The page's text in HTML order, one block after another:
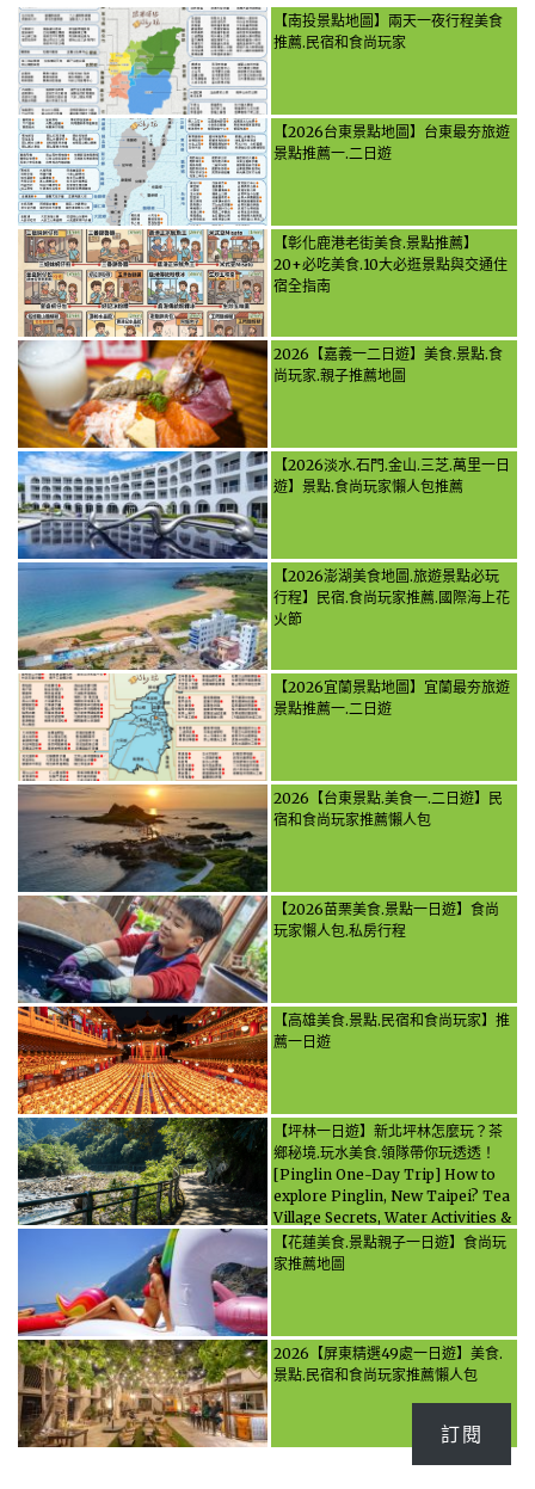
【南投景點地圖】兩天一夜行程美食
推薦.民宿和食尚玩家
【2026台東景點地圖】台東最夯旅遊
景點推薦一.二日遊
【彰化鹿港老街美食.景點推薦】
20+必吃美食.10大必逛景點與交通住
宿全指南
2026【嘉義一二日遊】美食.景點.食
尚玩家.親子推薦地圖
【2026淡水.石門.金山.三芝.萬里一日
遊】景點.食尚玩家懶人包推薦
【2026澎湖美食地圖.旅遊景點必玩
行程】民宿.食尚玩家推薦.國際海上花
火節
【2026宜蘭景點地圖】宜蘭最夯旅遊
景點推薦一.二日遊
2026【台東景點.美食一.二日遊】民
宿和食尚玩家推薦懶人包
【2026苗栗美食.景點一日遊】食尚
玩家懶人包.私房行程
【高雄美食.景點.民宿和食尚玩家】推
薦一日遊
【坪林一日遊】新北坪林怎麼玩？茶
鄉秘境.玩水美食.領隊帶你玩透透！
[Pinglin One-Day Trip] How to
explore Pinglin, New Taipei? Tea
Village Secrets, Water Activities &
Food, Let the guide take you
through it all!
【花蓮美食.景點親子一日遊】食尚玩
家推薦地圖
2026【屏東精選49處一日遊】美食.
景點.民宿和食尚玩家推薦懶人包
訂閱